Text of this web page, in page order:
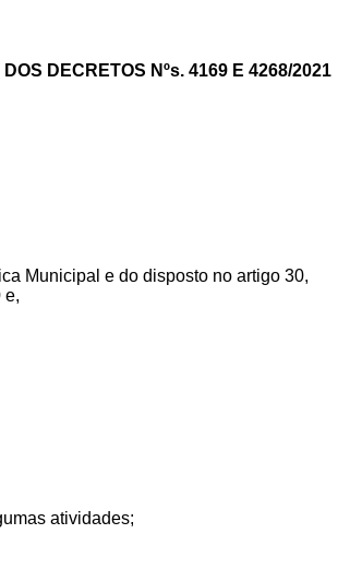
DOS DECRETOS Nºs. 4169 E 4268/2021
Municipal e do disposto no artigo 30,
e,
atividades;